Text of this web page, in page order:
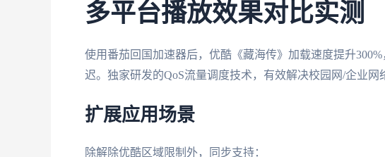
多平台播放效果对比实测
使用番茄回国加速器后，优酷《藏海传》加载速度提升
迟。独家研发的QoS流量调度技术，有效解决校园网/企业网
扩展应用场景
除解除优酷区域限制外，同步支持：